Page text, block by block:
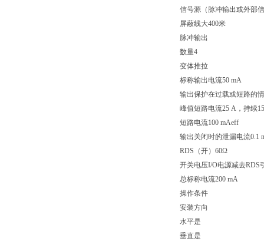
信号源（脉冲输出或外部
屏蔽线大400米
脉冲输出
数量4
变体推拉
标称输出电流50 mA
输出保护在过载或短路的
峰值短路电流25 A，持续
短路电流100 mAeff
输出关闭时的泄漏电流0.1
RDS（开）60Ω
开关电压I/O电源减去RDS
总标称电流200 mA
操作条件
安装方向
水平是
垂直是